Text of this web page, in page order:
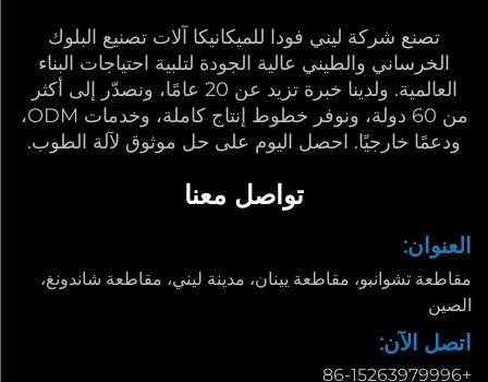
تصنع شركة ليني فودا للميكانيكا آلات تصنيع البلوك
الخرساني والطيني عالية الجودة لتلبية احتياجات البناء
العالمية. ولدينا خبرة تزيد عن 20 عامًا، ونصدّر إلى أكثر
من 60 دولة، ونوفر خطوط إنتاج كاملة، وخدمات ODM،
ودعمًا خارجيًا. احصل اليوم على حل موثوق لآلة الطوب.
تواصل معنا
العنوان:
مقاطعة تشوانبو، مقاطعة يينان، مدينة ليني، مقاطعة شاندونغ،
الصين
اتصل الآن:
+86-15263979996